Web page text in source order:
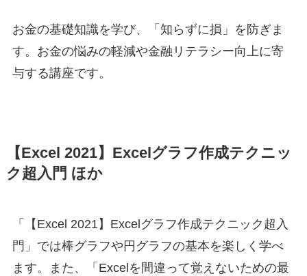
お金の基礎知識を学び、「知らずに損」を防ぎま
す。お金の悩みの軽減や金融リテラシー向上に寄
与する講座です。
【Excel 2021】Excelグラフ作成テクニッ
ク超入門 ほか
「【Excel 2021】Excelグラフ作成テクニック超入
門」では棒グラフや円グラフの基本を楽しく学べ
ます。また、「Excelを間違って覚えないための最